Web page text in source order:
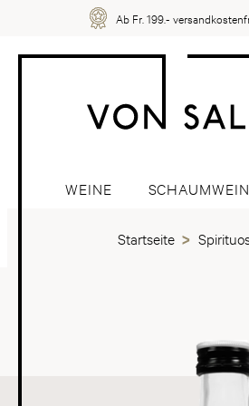
Ab Fr. 199.-
WEINE
Startseite